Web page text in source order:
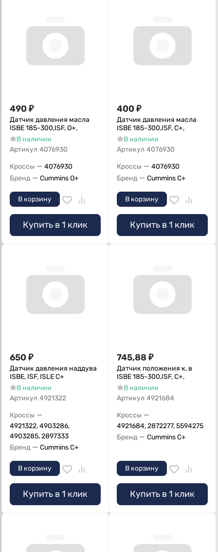
490 ₽
Датчик давления масла
ISBE 185-300,ISF, О+,
В наличии
Артикул 4076930
Кроссы — 4076930
Бренд — Cummins O+
В корзину
Купить в 1 клик
400 ₽
Датчик давления масла
ISBE 185-300,ISF, С+,
В наличии
Артикул 4076930
Кроссы — 4076930
Бренд — Cummins C+
В корзину
Купить в 1 клик
650 ₽
Датчик давления наддува
ISBE, ISF, ISLE С+
В наличии
Артикул 4921322
Кроссы —
4921322, 4903286,
4903285, 2897333
Бренд — Cummins C+
В корзину
Купить в 1 клик
745,88 ₽
Датчик положения к, в
ISBE 185-300,ISF, С+,
В наличии
Артикул 4921684
Кроссы —
4921684, 2872277, 5594275
Бренд — Cummins C+
В корзину
Купить в 1 клик